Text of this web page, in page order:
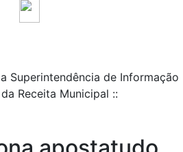
Superintendência de Informação
Receita Municipal ::